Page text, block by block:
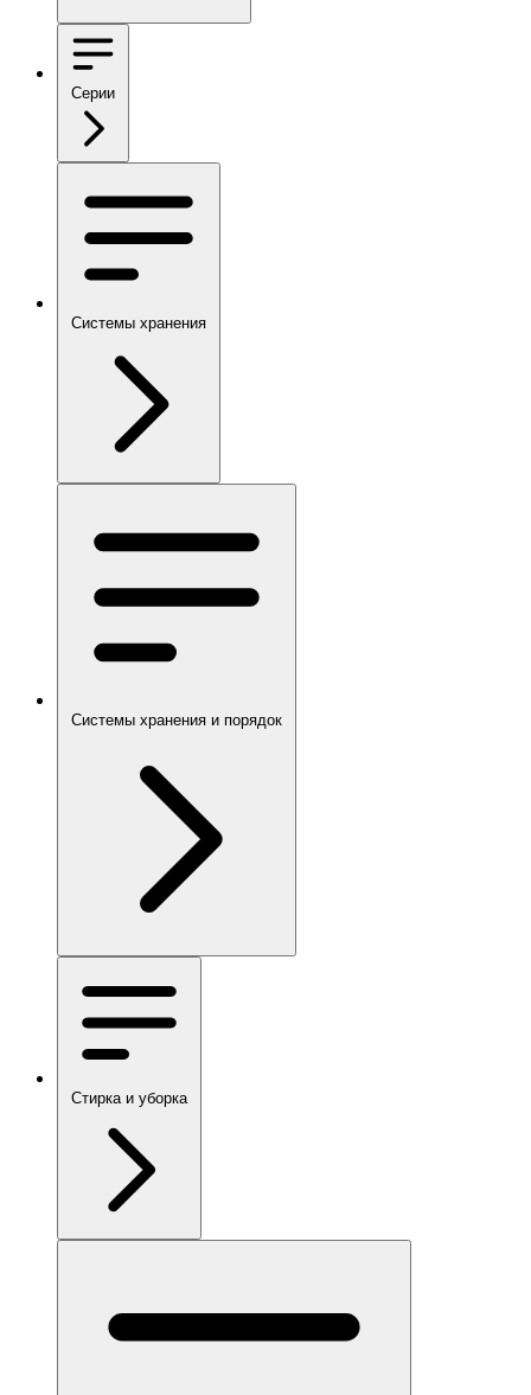
Серии
Системы хранения
Системы хранения и порядок
Стирка и уборка